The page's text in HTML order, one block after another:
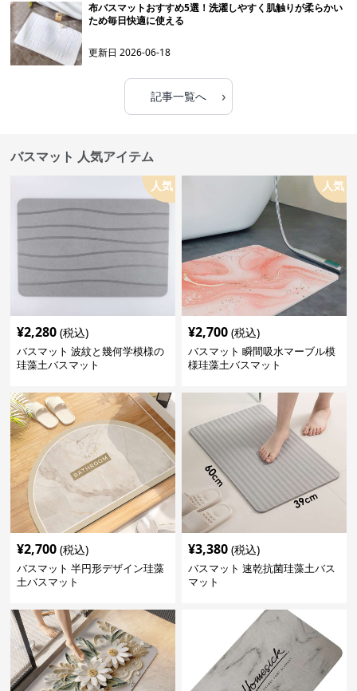
布バスマットおすすめ5選！洗濯しやすく肌触りが柔らかい
ため毎日快適に使える
更新日2026-06-18
記事一覧へ ›
バスマット 人気アイテム
人気
¥2,280 (税込)
バスマット 波紋と幾何学模様の
珪藻土バスマット
人気
¥2,700 (税込)
バスマット 瞬間吸水マーブル模
様珪藻土バスマット
¥2,700 (税込)
バスマット 半円形デザイン珪藻
土バスマット
¥3,380 (税込)
バスマット 速乾抗菌珪藻土バス
マット